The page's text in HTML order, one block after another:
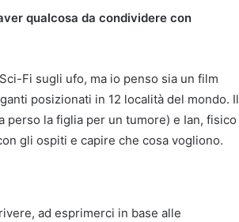
qualcosa da condividere con
Fi sugli ufo, ma io penso sia un film
posizionati in 12 località del mondo. Il
la figlia per un tumore) e Ian, fisico
gli ospiti e capire che cosa vogliono.
ad esprimerci in base alle